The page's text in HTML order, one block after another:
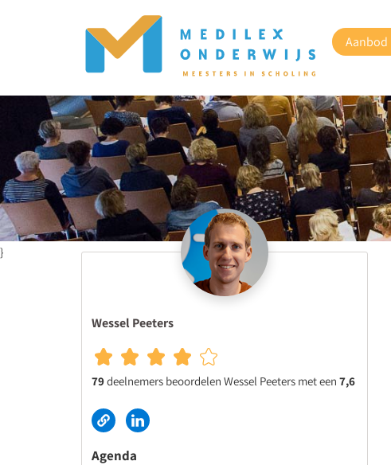
Aanbod
}
Wessel Peeters
79deelnemers beoordelen Wessel Peeters met een 7,6
Agenda